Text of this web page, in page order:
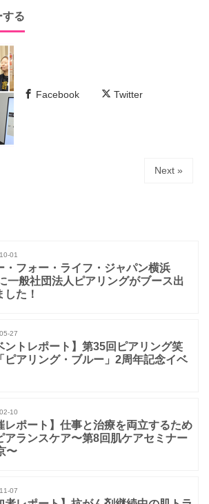
る
Facebook Twitter
Next »
01
・フォー・ライフ・ジャパン横浜
一般社団法人ピアリングがブース出
した！
27
ントレポート】第35回ピアリング笑
ピアリング・ブルー」2周年記念イベ
10
レポート】仕事と治療を両立するため
アランスケア〜第8回肌ケアセミナー
〜
07